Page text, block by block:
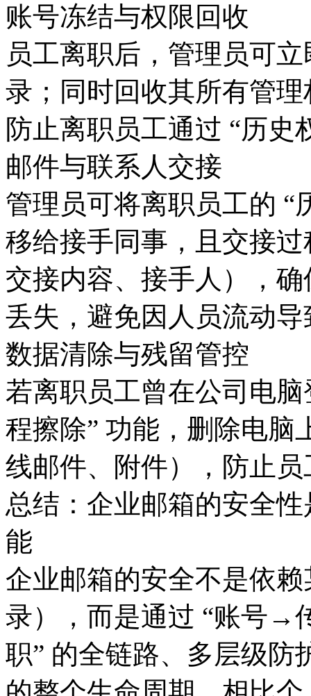
账号冻结与权限回收
员工离职后，管理员可
录；同时回收其所有管
防止离职员工通过 “历史
邮件与联系人交接
管理员可将离职员工的 “
移给接手同事，且交接
交接内容、接手人），
丢失，避免因人员流动
数据清除与残留管控
若离职员工曾在公司电
程擦除” 功能，删除电脑
线邮件、附件），防止
总结：企业邮箱的安全
能
企业邮箱的安全不是依
录），而是通过 “账号
职” 的全链路、多层级防